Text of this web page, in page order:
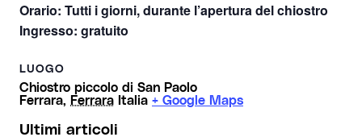
Orario: Tutti i giorni, durante l’apertura del chiostro
Ingresso: gratuito
LUOGO
Chiostro piccolo di San Paolo
Ferrara, Ferrara Italia + Google Maps
Ultimi articoli